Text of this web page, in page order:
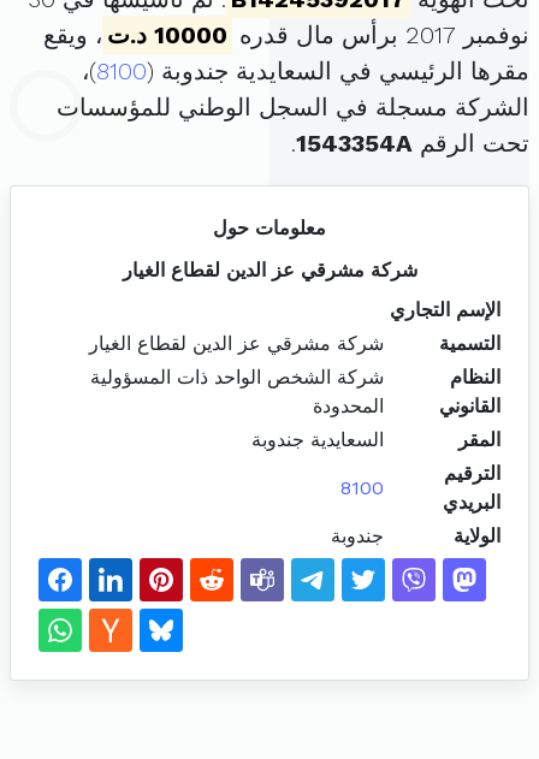
نوفمبر 2017 برأس مال قدره
10000 د.ت
، ويقع
مقرها الرئيسي في السعايدية جندوبة (8100)،
الشركة مسجلة في السجل الوطني للمؤسسات
تحت الرقم 1543354A
.
معلومات حول
شركة مشرقي عز الدين لقطاع الغيار
الإسم التجاري
التسمية
شركة مشرقي عز الدين لقطاع الغيار
النظام
القانوني
شركة الشخص الواحد ذات المسؤولية
المحدودة
المقر
السعايدية جندوبة
الترقيم
البريدي
8100
الولاية جندوبة